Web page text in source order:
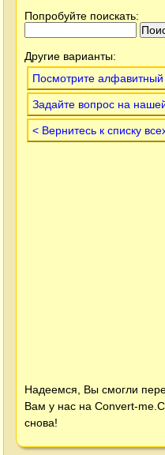
Попробуйте поискать:
Другие варианты:
Посмотрите алфавитный
Задайте вопрос на
< Вернитесь к списку
Надеемся, Вы смогли
Вам у нас на Convert-
снова!